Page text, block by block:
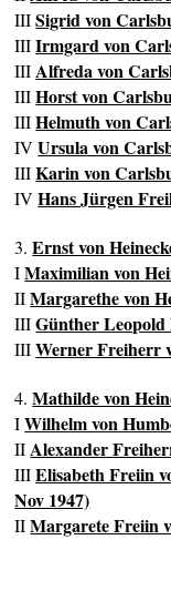
IIISigrid von
IIIIrmgard von
IIIAlfreda von
IIIHorst von
IIIHelmuth von
IVUrsula von
IIIKarin von
IVHans Jürgen
3.Ernst von
IMaximilian von
IIMargarethe von
IIIGünther Leopold
IIIWerner Freiherr
4.Mathilde von
IWilhelm von
IIAlexander
IIIElisabeth Freiin
Nov 1947)
IIMargarete Freiin